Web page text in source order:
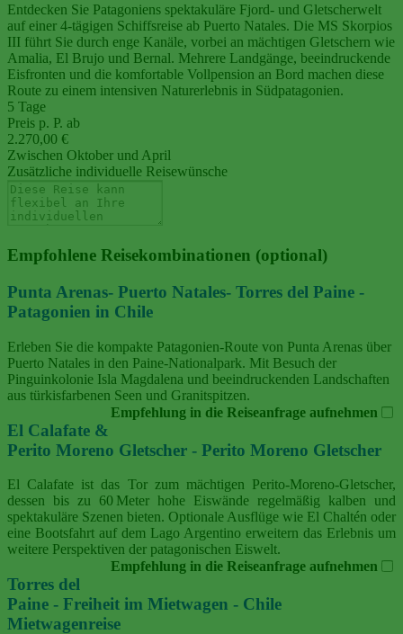
Entdecken Sie Patagoniens spektakuläre Fjord- und Gletscherwelt
auf einer 4‑tägigen Schiffsreise ab Puerto Natales. Die MS Skorpios
III führt Sie durch enge Kanäle, vorbei an mächtigen Gletschern wie
Amalia, El Brujo und Bernal. Mehrere Landgänge, beeindruckende
Eisfronten und die komfortable Vollpension an Bord machen diese
Route zu einem intensiven Naturerlebnis in Südpatagonien.
5 Tage
Preis p. P. ab
2.270,00 €
Zwischen Oktober und April
Zusätzliche individuelle Reisewünsche
Empfohlene Reisekombinationen (optional)
Punta Arenas- Puerto Natales- Torres del Paine -
Patagonien in Chile
Erleben Sie die kompakte Patagonien‑Route von Punta Arenas über
Puerto Natales in den Paine‑Nationalpark. Mit Besuch der
Pinguinkolonie Isla Magdalena und beeindruckenden Landschaften
aus türkisfarbenen Seen und Granitspitzen.
Empfehlung in die Reiseanfrage aufnehmen
El Calafate &
Perito Moreno Gletscher - Perito Moreno Gletscher
El Calafate ist das Tor zum mächtigen Perito‑Moreno‑Gletscher,
dessen bis zu 60 Meter hohe Eiswände regelmäßig kalben und
spektakuläre Szenen bieten. Optionale Ausflüge wie El Chaltén oder
eine Bootsfahrt auf dem Lago Argentino erweitern das Erlebnis um
weitere Perspektiven der patagonischen Eiswelt.
Empfehlung in die Reiseanfrage aufnehmen
Torres del
Paine - Freiheit im Mietwagen - Chile
Mietwagenreise